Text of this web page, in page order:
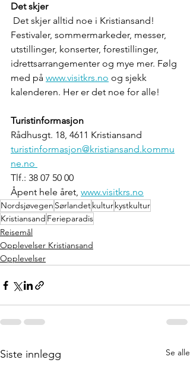
Det skjer
Det skjer alltid noe i Kristiansand!
Festivaler, sommermarkeder, messer,
utstillinger, konserter, forestillinger,
idrettsarrangementer og mye mer. Følg
med på www.visitkrs.no og sjekk
kalenderen. Her er det noe for alle!
Turistinformasjon
Rådhusgt. 18, 4611 Kristiansand
turistinformasjon@kristiansand.kommu
ne.no
Tlf.: 38 07 50 00
Åpent hele året, www.visitkrs.no
Nordsjøvegen Sørlandet kultur kystkultur
Kristiansand Ferieparadis
Reisemål
Opplevelser Kristiansand
Opplevelser
Siste innlegg Se alle